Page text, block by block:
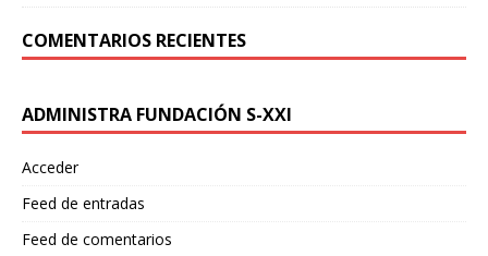
COMENTARIOS RECIENTES
ADMINISTRA FUNDACIÓN S-XXI
Acceder
Feed de entradas
Feed de comentarios